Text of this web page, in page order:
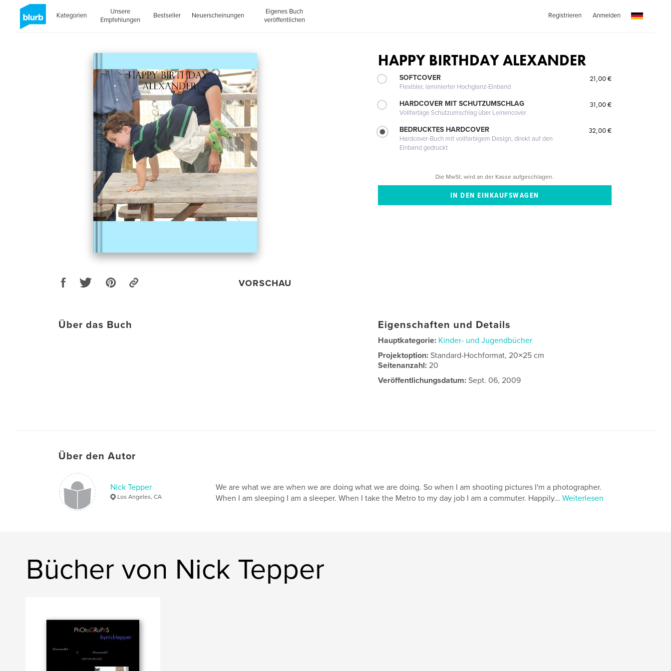
Kategorien
Unsere
Empfehlungen
Bestseller Neuerscheinungen
Eigenes Buch
veröffentlichen
Registrieren Anmelden
VORSCHAU
HAPPY BIRTHDAY ALEXANDER
SOFTCOVER
Flexibler, laminierter Hochglanz-Einband
21,00 €
HARDCOVER MIT SCHUTZUMSCHLAG
Vollfarbige Schutzumschlag über Leinencover
31,00 €
BEDRUCKTES HARDCOVER
Hardcover-Buch mit vollfarbigem Design, direkt auf den
Einband gedruckt
32,00 €
Die MwSt. wird an der Kasse aufgeschlagen.
Über das Buch Eigenschaften und Details
Hauptkategorie: Kinder- und Jugendbücher
Projektoption:Standard-Hochformat, 20×25 cm
Seitenanzahl:20
Veröffentlichungsdatum: Sept. 06, 2009
Über den Autor
Nick Tepper
Los Angeles, CA
We are what we are when we are doing what we are doing. So when I am shooting pictures I'm a photographer.
When I am sleeping I am a sleeper. When I take the Metro to my day job I am a commuter. Happily... Weiterlesen
Bücher von Nick Tepper